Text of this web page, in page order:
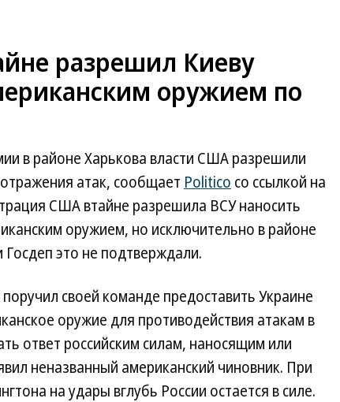
разрешил Киеву
оружием по
в районе Харькова власти США разрешили
атак, сообщает Politico со ссылкой на
США втайне разрешила ВСУ наносить
оружием, но исключительно в районе
это не подтверждали.
своей команде предоставить Украине
оружие для противодействия атакам в
ответ российским силам, наносящим или
неназванный американский чиновник. При
на удары вглубь России остается в силе.